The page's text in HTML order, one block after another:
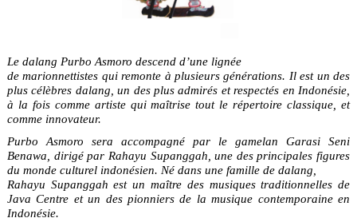
Le dalang Purbo Asmoro descend d’une lignée
de marionnettistes qui remonte à plusieurs générations. Il est un des
plus célèbres dalang, un des plus admirés et respectés en Indonésie,
à la fois comme artiste qui maîtrise tout le répertoire classique, et
comme innovateur.
Purbo Asmoro sera accompagné par le gamelan Garasi Seni
Benawa, dirigé par Rahayu Supanggah, une des principales figures
du monde culturel indonésien. Né dans une famille de dalang,
Rahayu Supanggah est un maître des musiques traditionnelles de
Java Centre et un des pionniers de la musique contemporaine en
Indonésie.